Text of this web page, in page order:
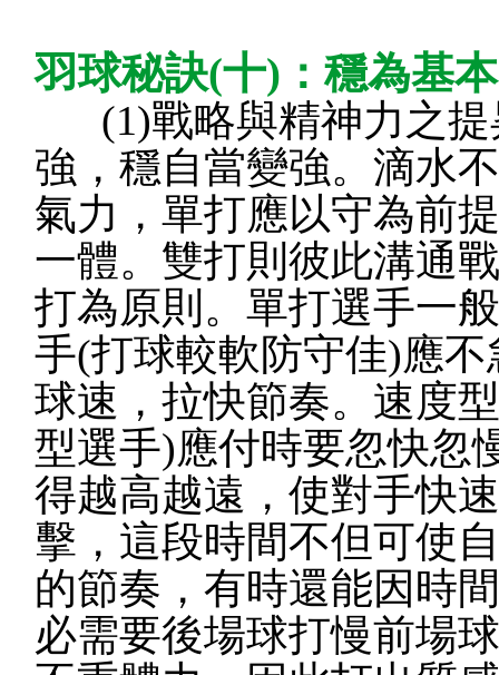
羽球秘訣(十)：穩為基
(1)戰略與精神力之提
強，穩自當變強。滴水
氣力，單打應以守為前
一體。雙打則彼此溝通
打為原則。單打選手一
手(打球較軟防守佳)應
球速，拉快節奏。速度
型選手)應付時要忽快忽
得越高越遠，使對手快
擊，這段時間不但可使
的節奏，有時還能因時
必需要後場球打慢前場